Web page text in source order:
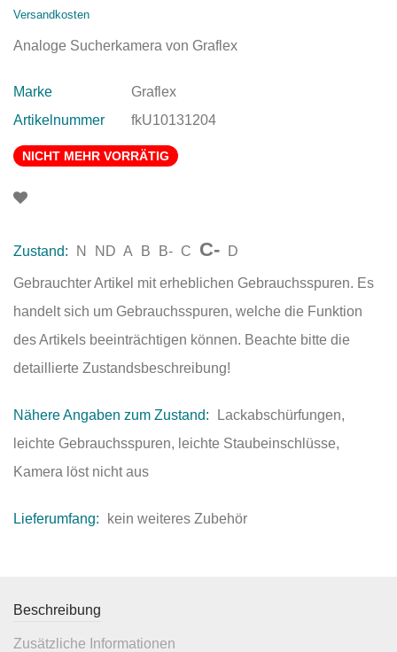
Versandkosten
Analoge Sucherkamera von Graflex
Marke
Graflex
Artikelnummer
fkU10131204
NICHT MEHR VORRÄTIG
Zustand: N ND A B B- C C- D
Gebrauchter Artikel mit erheblichen Gebrauchsspuren. Es
handelt sich um Gebrauchsspuren, welche die Funktion
des Artikels beeinträchtigen können. Beachte bitte die
detaillierte Zustandsbeschreibung!
Nähere Angaben zum Zustand:
Lackabschürfungen,
leichte Gebrauchsspuren, leichte Staubeinschlüsse,
Kamera löst nicht aus
Lieferumfang: kein weiteres Zubehör
Beschreibung
Zusätzliche Informationen